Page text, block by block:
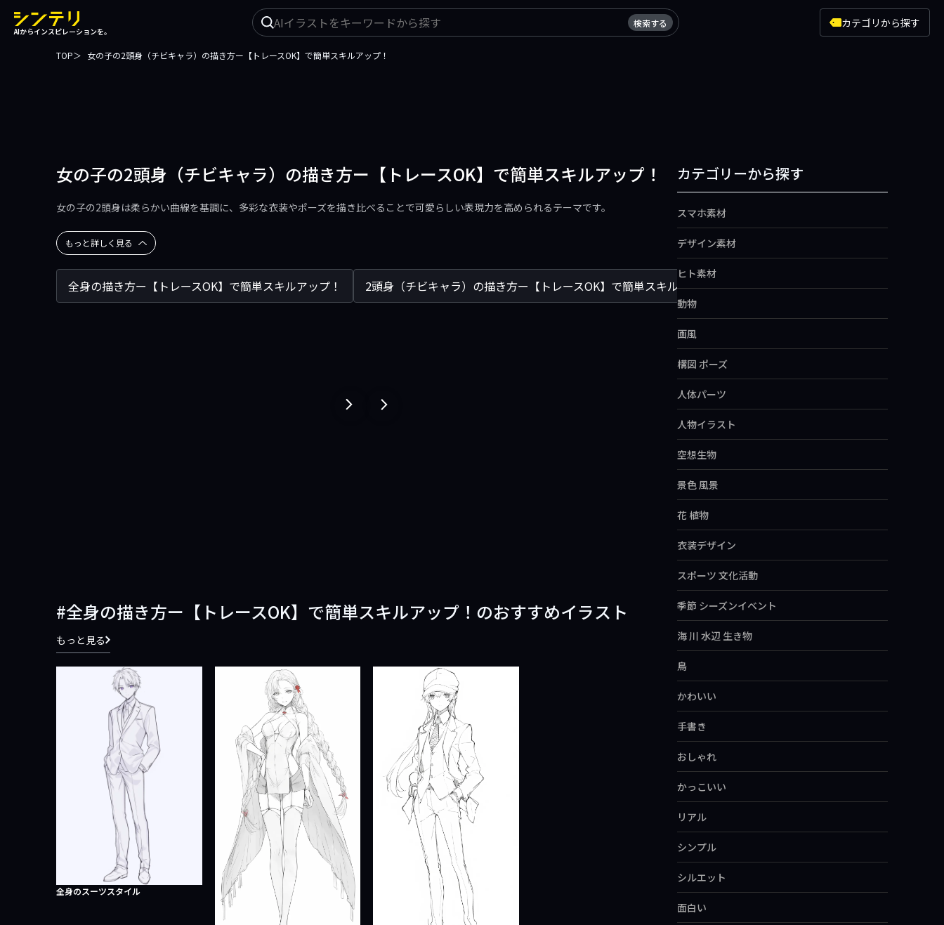
AIからインスピレーションを。
イ
ラ
ス
検索する カテゴリから探す
TOP 女の子の2頭身（チビキャラ）の描き方ー【トレースOK】で簡単スキルアップ！
女の子の2頭身（チビキャラ）の描き方ー【トレースOK】で簡単スキルアップ！
女の子の2頭身は柔らかい曲線を基調に、多彩な衣装やポーズを描き比べることで可愛らしい表現力を高められるテーマです。
もっと詳しく見る
全身の描き方ー【トレースOK】で簡単スキルアップ！ 2頭身（チビキャラ）の描き方ー【トレースOK】で簡単スキルアップ！ 3頭身の描き方ー【トレースOK】で簡
１
全身の描き方ー【トレースOK】で簡単スキルアップ！のおすすめイラスト
全身のスーツスタイル
もっと見る
カテゴリーから探す
スマホ素材
デザイン素材
ヒト素材
動物
画風
構図 ポーズ
人体パーツ
人物イラスト
空想生物
景色 風景
花 植物
衣装デザイン
スポーツ 文化活動
季節 シーズンイベント
海 川 水辺 生き物
鳥
かわいい
手書き
おしゃれ
かっこいい
リアル
シンプル
シルエット
面白い